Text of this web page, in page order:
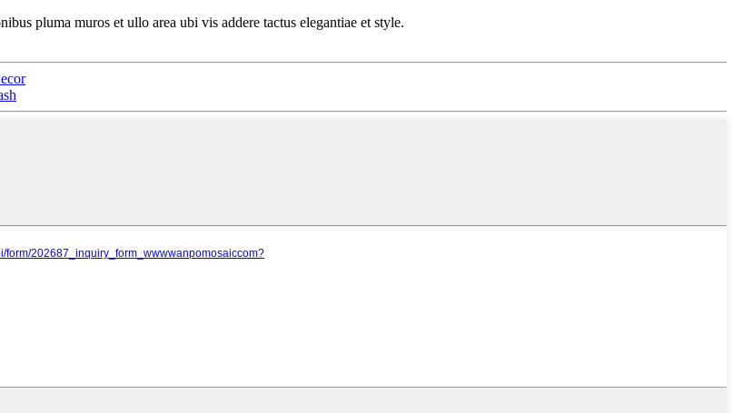
pluma muros et ullo area ubi vis addere tactus elegantiae et style.